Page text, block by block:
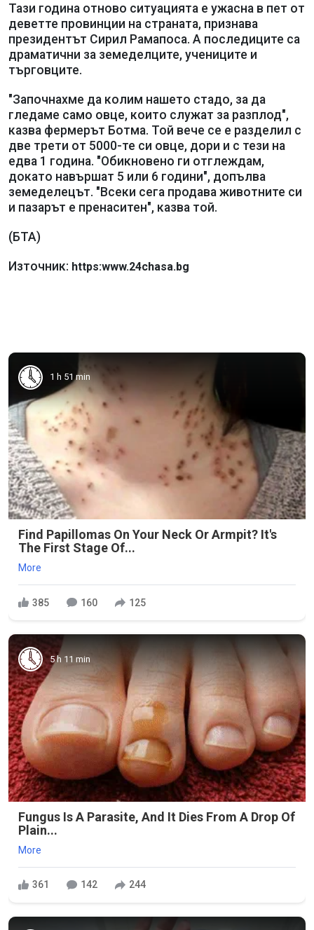
Тази година отново ситуацията е ужасна в пет от
деветте провинции на страната, признава
президентът Сирил Рамапоса. А последиците са
драматични за земеделците, учениците и
търговците.
"Започнахме да колим нашето стадо, за да
гледаме само овце, които служат за разплод",
казва фермерът Ботма. Той вече се е разделил с
две трети от 5000-те си овце, дори и с тези на
едва 1 година. "Обикновено ги отглеждам,
докато навършат 5 или 6 години", допълва
земеделецът. "Всеки сега продава животните си
и пазарът е пренаситен", казва той.
(БТА)
Източник: https:www.24chasa.bg
1 h 51 min
Find Papillomas On Your Neck Or Armpit? It's
The First Stage Of...
More
385 160 125
5 h 11 min
Fungus Is A Parasite, And It Dies From A Drop Of
Plain...
More
361 142 244